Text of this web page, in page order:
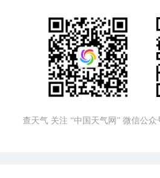
查天气 关注 “中国天气网” 微信公众